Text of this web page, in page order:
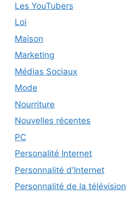
Les YouTubers
Loi
Maison
Marketing
Médias Sociaux
Mode
Nourriture
Nouvelles récentes
PC
Personalité Internet
Personnalité d'Internet
Personnalité de la télévision